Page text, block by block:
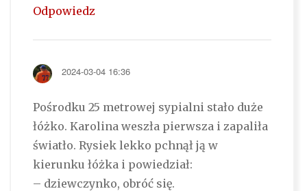
Odpowiedz
2024-03-04 16:36
Pośrodku 25 metrowej sypialni stało duże
łóżko. Karolina weszła pierwsza i zapaliła
światło. Rysiek lekko pchnął ją w
kierunku łóżka i powiedział:
– dziewczynko, obróć się.